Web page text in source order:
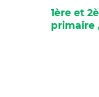
1ère et
primaire